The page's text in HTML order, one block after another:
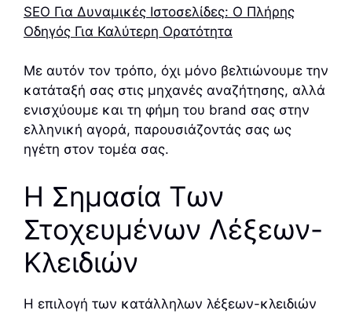
SEO Για Δυναμικές Ιστοσελίδες: Ο Πλήρης
Οδηγός Για Καλύτερη Ορατότητα
Με αυτόν τον τρόπο, όχι μόνο βελτιώνουμε την
κατάταξή σας στις μηχανές αναζήτησης, αλλά
ενισχύουμε και τη φήμη του brand σας στην
ελληνική αγορά, παρουσιάζοντάς σας ως
ηγέτη στον τομέα σας.
Η Σημασία Των
Στοχευμένων Λέξεων-
Κλειδιών
Η επιλογή των κατάλληλων λέξεων-κλειδιών